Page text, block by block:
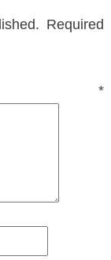
Required
*